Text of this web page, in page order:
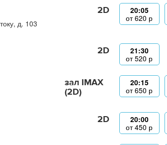
д. 103
2D
20:05
от620 р
2D
21:30
от520 р
зал IMAX
(2D)
20:15
от650 р
2D
20:00
от450 р